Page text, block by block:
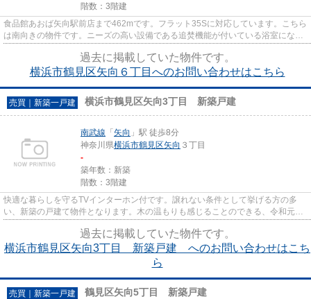
階数：3階建
食品館あおば矢向駅前店まで462mです。フラット35Sに対応しています。こちら
は南向きの物件です。ニーズの高い設備である追焚機能が付いている浴室になり
過去に掲載していた物件です。
横浜市鶴見区矢向６丁目へのお問い合わせはこちら
売買｜新築一戸建 横浜市鶴見区矢向3丁目 新築戸建
南武線 「 矢向 」駅 徒歩8分
神奈川県横浜市鶴見区矢向 ３丁目
-
築年数：新築
階数：3階建
快適な暮らしを守るTVインターホン付です。譲れない条件として挙げる方の多
い、新築の戸建て物件となります。木の温もりも感じることのできる、令和元年
過去に掲載していた物件です。
横浜市鶴見区矢向3丁目 新築戸建 へのお問い合わせはこち
ら
売買｜新築一戸建 鶴見区矢向5丁目 新築戸建